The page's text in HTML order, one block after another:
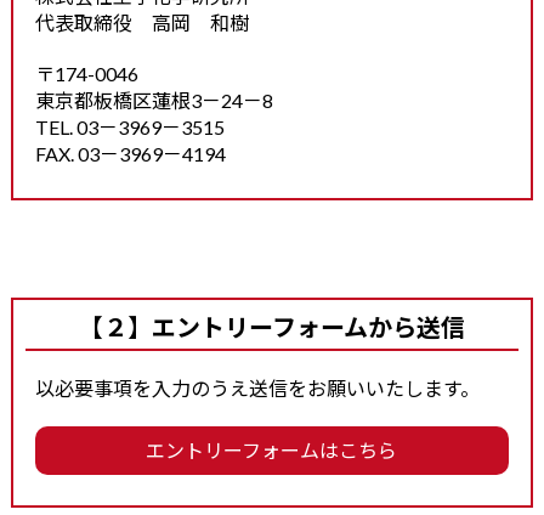
代表取締役 高岡 和樹
〒174-0046
東京都板橋区蓮根3－24－8
TEL. 03－3969－3515
FAX. 03－3969－4194
【２】エントリーフォームから送信
以必要事項を入力のうえ送信をお願いいたします。
エントリーフォームはこちら